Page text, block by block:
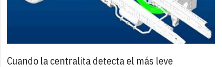
Cuando la centralita detecta el más leve